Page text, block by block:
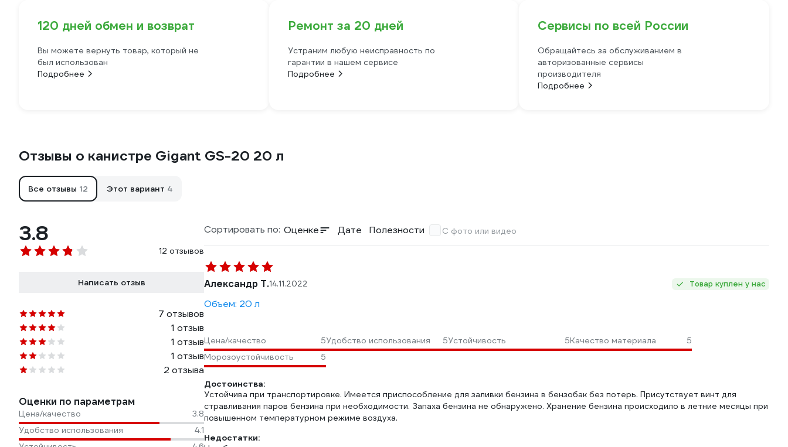
120 дней обмен и возврат
Вы можете вернуть товар, который не
был использован
Подробнее
Ремонт за 20 дней
Устраним любую неисправность по
гарантии в нашем сервисе
Подробнее
Сервисы по всей России
Обращайтесь за обслуживанием в
авторизованные сервисы
производителя
Подробнее
Отзывы о канистре Gigant GS-20 20 л
Все отзывы 12 Этот вариант 4
3.8
12 отзывов
Написать отзыв
7 отзывов
1 отзыв
1 отзыв
1 отзыв
2 отзыва
Оценки по параметрам
Цена/качество
3.8
Удобство использования
4.1
Сортировать по: Оценке Дате Полезности С фото или видео
Александр Т.14.11.2022 Товар куплен у нас
Объем: 20 л
Цена/качество 5Удобство использования 5Устойчивость 5Качество материала
5
Морозоустойчивость
5
Достоинства:
Устойчива при транспортировке. Имеется приспособление для заливки бензина в бензобак без потерь. Присутствует винт для
стравливания паров бензина при необходимости. Запаха бензина не обнаружено. Хранение бензина происходило в летние месяцы при
повышенном температурном режиме воздуха.
Недостатки: